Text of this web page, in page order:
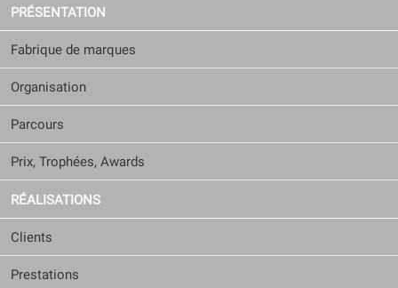
PRÉSENTATION
Fabrique de marques
Organisation
Parcours
Prix, Trophées, Awards
RÉALISATIONS
Clients
Prestations